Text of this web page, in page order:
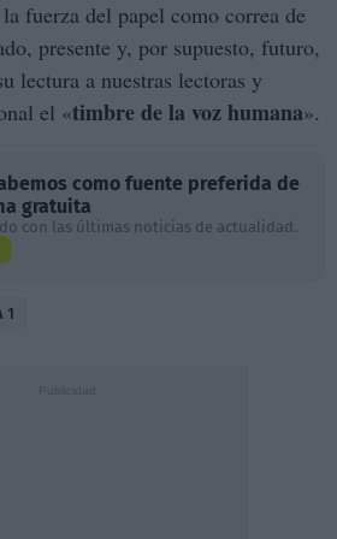
fuerza del papel como correa de
presente y, por supuesto, futuro,
lectura a nuestras lectoras y
el «timbre de la voz humana».
como fuente preferida de
gratuita
con las últimas noticias de actualidad.
1